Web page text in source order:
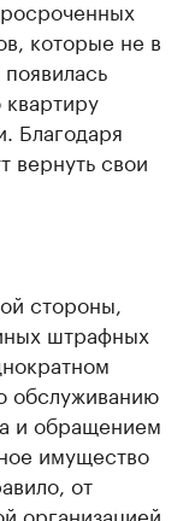
которые не в
Благодаря
вернуть свои
стороны,
штрафных
обслуживанию
и обращением
имущество
от
организацией